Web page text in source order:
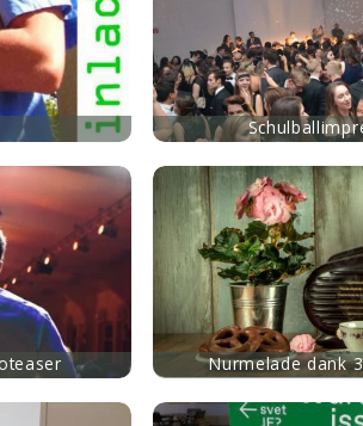
Nurmelade dank
mehr
mehr